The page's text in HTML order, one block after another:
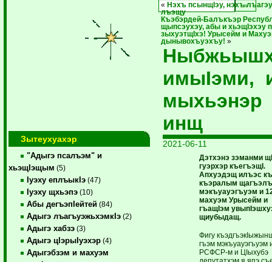
Зытеухуахэр
"Адыгэ псалъэм" и
хьэщIэщым (5)
Iуэху еплъыкIэ (47)
Iуэху щхьэпэ (10)
Абы дегъэпIейтей (84)
Адыгэ лъагъуэжьхэмкIэ (2)
Адыгэ хабзэ (3)
Адыгэ цIэрыIуэхэр (4)
Адыгэбзэм и махуэм
« Нэхъ псынщIэу, нэхъ
лъэщу
Къэбэрдей-Балъкъэр
щыпсэухэу, абы и хьэщIэхэу
зыхуэтщIхэ! Урысейм и
дынывохъуэхъу! »
имыIэми,
мыхьэнэр
инщ
2021-06-11
Дэтхэнэ зэманми
гуэрхэр къегъэщI.
Апхуэдэщ илъэс
къэралым
мэкъуауэгъуэм и
махуэм Урысейм и
гъащIэм
щиубыдащ.
Фигу
гъэм мэкъуауэгъуэм
РСФСР-м и ЦIыхубэ